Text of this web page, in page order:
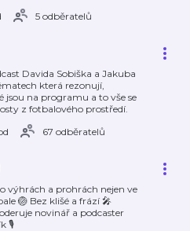
5 odběratelů
Davida Sobiška a Jakuba
která rezonují,
jsou na programu a to vše se
z fotbalového prostředí.
67 odběratelů
výhrách a prohrách nejen ve
🏐 Bez klišé a frází 🎤
novinář a podcaster
🎙️